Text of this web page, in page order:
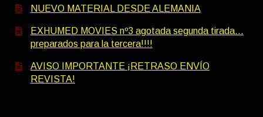
NUEVO MATERIAL DESDE ALEMANIA
EXHUMED MOVIES nº3 agotada segunda tirada…
preparados para la tercera!!!!
AVISO IMPORTANTE ¡RETRASO ENVÍO
REVISTA!